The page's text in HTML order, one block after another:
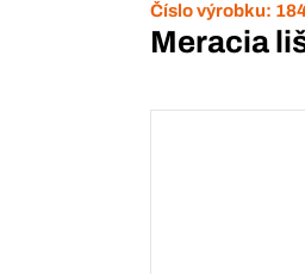
Číslo výrobku:
Meracia